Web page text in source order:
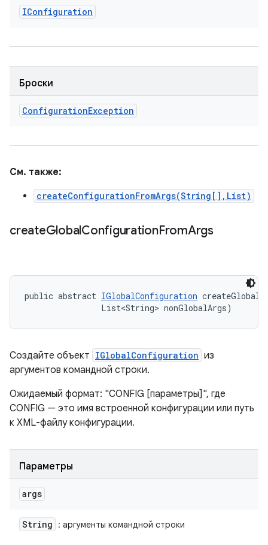
IConfiguration
Броски
ConfigurationException
См. также:
createConfigurationFromArgs(String[],List)
createGlobalConfigurationFromArgs
public abstract IGlobalConfiguration
                List<String> nonGlobalArgs)
Создайте объект IGlobalConfiguration из
аргументов командной строки.
Ожидаемый формат: "CONFIG [параметры]", где
CONFIG — это имя встроенной конфигурации или путь
к XML-файлу конфигурации.
Параметры
args
String : аргументы командной строки